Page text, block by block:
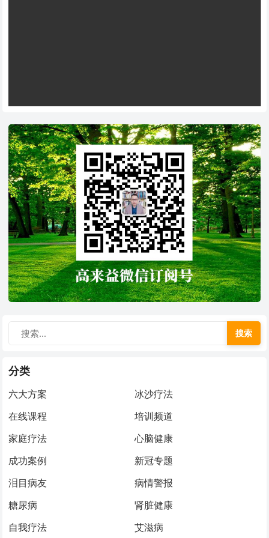
搜索
分类
六大方案
冰沙疗法
在线课程
培训频道
家庭疗法
心脑健康
成功案例
新冠专题
泪目病友
病情警报
糖尿病
肾脏健康
自我疗法
艾滋病